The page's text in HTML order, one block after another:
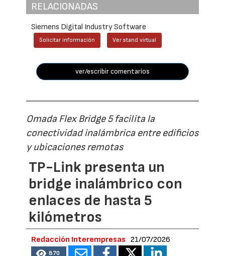
RELACIONADAS
Siemens Digital Industry Software
Solicitar información Ver stand virtual
ver/escribir comentarios
Omada Flex Bridge 5 facilita la
conectividad inalámbrica entre edificios
y ubicaciones remotas
TP-Link presenta un
bridge inalámbrico con
enlaces de hasta 5
kilómetros
Redacción Interempresas 21/07/2026
870